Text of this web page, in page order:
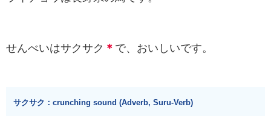
せんべいはサクサク ＊ で、おいしいです。
サクサク：crunching sound (Adverb, Suru-Verb)